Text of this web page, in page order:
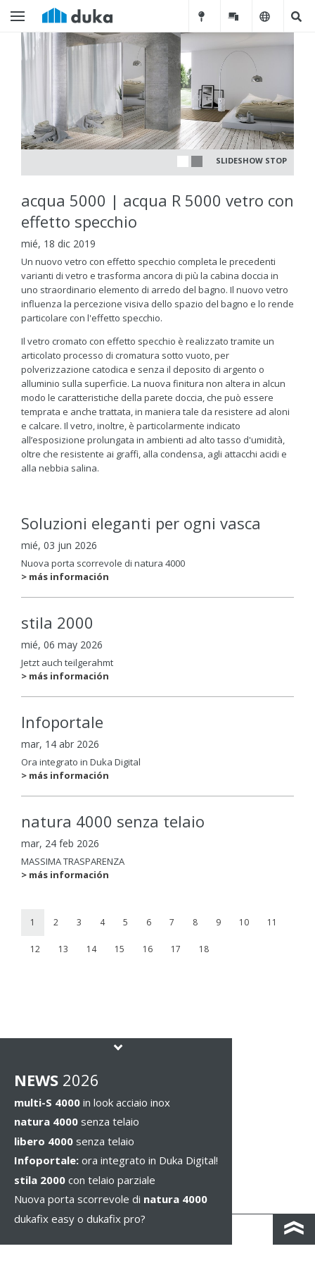
SLIDESHOW STOP
acqua 5000 | acqua R 5000 vetro con
effetto specchio
mié, 18 dic 2019
Un nuovo vetro con effetto specchio completa le precedenti
varianti di vetro e trasforma ancora di più la cabina doccia in
uno straordinario elemento di arredo del bagno. Il nuovo vetro
influenza la percezione visiva dello spazio del bagno e lo rende
particolare con l'effetto specchio.
Il vetro cromato con effetto specchio è realizzato tramite un
articolato processo di cromatura sotto vuoto, per
polverizzazione catodica e senza il deposito di argento o
alluminio sulla superficie. La nuova finitura non altera in alcun
modo le caratteristiche della parete doccia, che può essere
temprata e anche trattata, in maniera tale da resistere ad aloni
e calcare. Il vetro, inoltre, è particolarmente indicato
all’esposizione prolungata in ambienti ad alto tasso d'umidità,
oltre che resistente ai graffi, alla condensa, agli attacchi acidi e
alla nebbia salina.
Soluzioni eleganti per ogni vasca
mié, 03 jun 2026
Nuova porta scorrevole di natura 4000
> más información
stila 2000
mié, 06 may 2026
Jetzt auch teilgerahmt
> más información
Infoportale
mar, 14 abr 2026
Ora integrato in Duka Digital
> más información
natura 4000 senza telaio
mar, 24 feb 2026
MASSIMA TRASPARENZA
> más información
1 2 3 4 5 6 7 8 9 10 11
12 13 14 15 16 17 18
NEWS 2026
multi-S 4000 in look acciaio inox
natura 4000 senza telaio
libero 4000 senza telaio
Infoportale: ora integrato in Duka Digital!
stila 2000 con telaio parziale
Nuova porta scorrevole di natura 4000
dukafix easy o dukafix pro?